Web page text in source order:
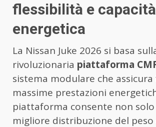
flessibilità e capacità
energetica
La Nissan Juke 2026 si basa
rivoluzionaria piattaforma
sistema modulare che
massime prestazioni
piattaforma consente non solo
migliore distribuzione del peso